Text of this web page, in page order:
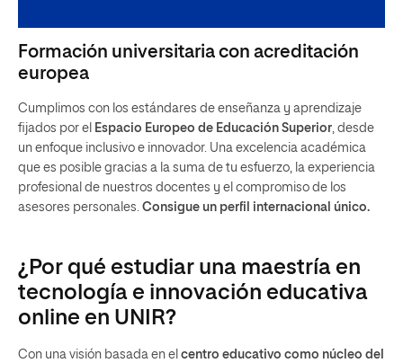
Formación universitaria con acreditación
europea
Cumplimos con los estándares de enseñanza y aprendizaje
fijados por el Espacio Europeo de Educación Superior, desde
un enfoque inclusivo e innovador. Una excelencia académica
que es posible gracias a la suma de tu esfuerzo, la experiencia
profesional de nuestros docentes y el compromiso de los
asesores personales. Consigue un perfil internacional único.
¿Por qué estudiar una maestría en
tecnología e innovación educativa
online en UNIR?
Con una visión basada en el centro educativo como núcleo del